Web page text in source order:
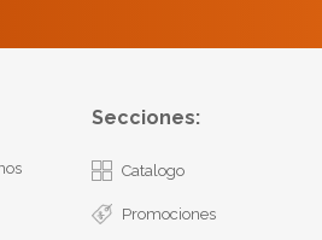
Secciones:
Catalogo
Promociones